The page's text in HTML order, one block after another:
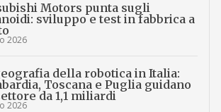
Motors punta sugli
sviluppo e test in fabbrica a
2026
della robotica in Italia:
Toscana e Puglia guidano
da 1,1 miliardi
2026